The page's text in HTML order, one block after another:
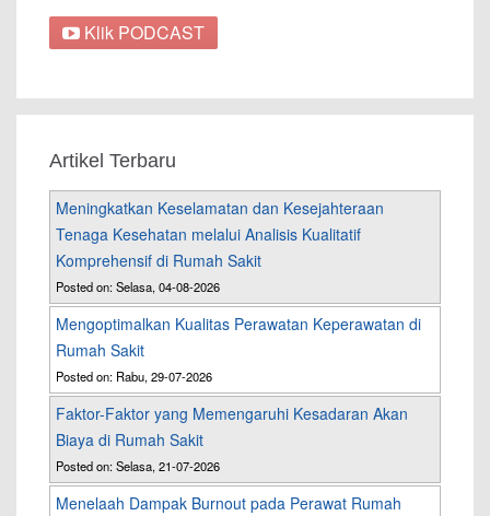
Klik PODCAST
Artikel Terbaru
Meningkatkan Keselamatan dan Kesejahteraan
Tenaga Kesehatan melalui Analisis Kualitatif
Komprehensif di Rumah Sakit
Posted on: Selasa, 04-08-2026
Mengoptimalkan Kualitas Perawatan Keperawatan di
Rumah Sakit
Posted on: Rabu, 29-07-2026
Faktor-Faktor yang Memengaruhi Kesadaran Akan
Biaya di Rumah Sakit
Posted on: Selasa, 21-07-2026
Menelaah Dampak Burnout pada Perawat Rumah